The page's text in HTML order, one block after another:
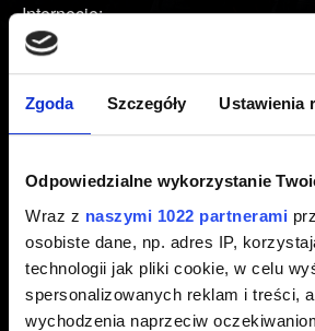
Zgoda Szczegóły Ustawienia
Odpowiedzialne wykorzystanie
Wraz z naszymi 1022 partnerami
osobiste dane, np. adres IP,
technologii jak pliki cookie, w celu
spersonalizowanych reklam i treści,
wychodzenia naprzeciw
Internecie:
W razie gdybyś spełnił wymagania,
pamięć podręczną w następujący
Gdy światełko na konsoli
migać odłącz kabel od zasilania.
Odczekaj co najmniej 30 sekund.
Podłącz kabel od zasilania i